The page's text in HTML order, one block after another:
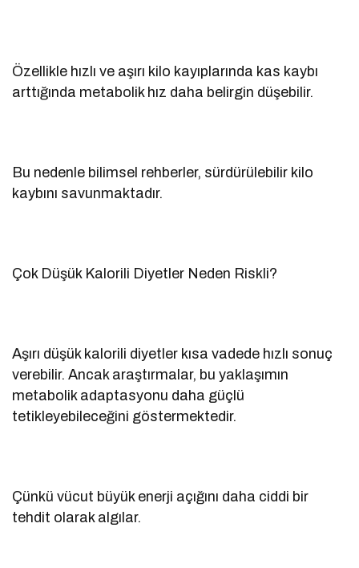
Özellikle hızlı ve aşırı kilo kayıplarında kas kaybı
arttığında metabolik hız daha belirgin düşebilir.
Bu nedenle bilimsel rehberler, sürdürülebilir kilo
kaybını savunmaktadır.
Çok Düşük Kalorili Diyetler Neden Riskli?
Aşırı düşük kalorili diyetler kısa vadede hızlı sonuç
verebilir. Ancak araştırmalar, bu yaklaşımın
metabolik adaptasyonu daha güçlü
tetikleyebileceğini göstermektedir.
Çünkü vücut büyük enerji açığını daha ciddi bir
tehdit olarak algılar.